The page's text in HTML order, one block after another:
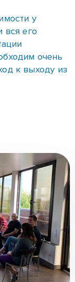
очистить
После этого
приемом
важным
является